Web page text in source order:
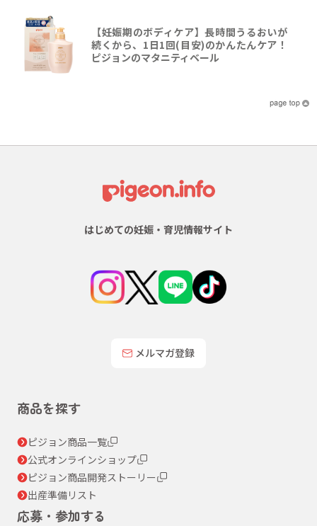
【妊娠期のボディケア】長時間うるおいが
続くから、1日1回(目安)のかんたんケア！
ピジョンのマタニティベール
はじめての妊娠・育児情報サイト
メルマガ登録
商品を探す
ピジョン商品一覧
公式オンラインショップ
ピジョン商品開発ストーリー
出産準備リスト
応募・参加する